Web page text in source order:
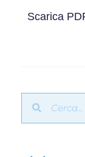
Scarica